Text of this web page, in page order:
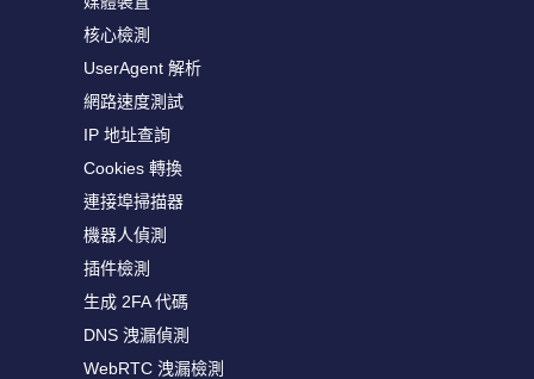
核心檢測
UserAgent 解析
網路速度測試
IP 地址查詢
Cookies 轉換
連接埠掃描器
機器人偵測
插件檢測
生成 2FA 代碼
DNS 洩漏偵測
WebRTC 洩漏檢測